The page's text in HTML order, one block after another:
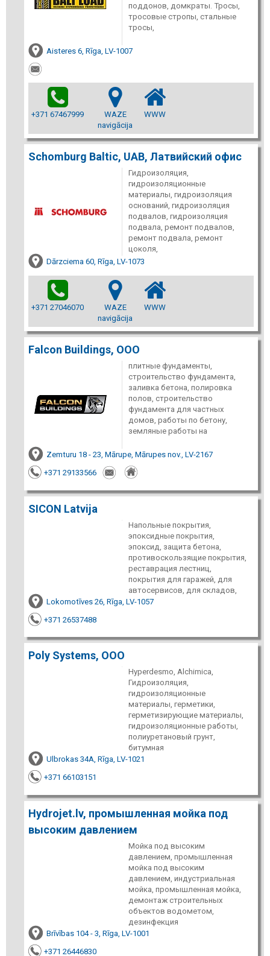
поддонов, домкраты. Тросы,
тросовые стропы, стальные
тросы,
Aisteres 6, Rīga, LV-1007
+371 67467999
WAZE
navigācija
WWW
Schomburg Baltic, UAB, Латвийский офис
Гидроизоляция,
гидроизоляционные
материалы, гидроизоляция
оснований, гидроизоляция
подвалов, гидроизоляция
подвала, ремонт подвалов,
ремонт подвала, ремонт
цоколя,
Dārzciema 60, Rīga, LV-1073
+371 27046070
WAZE
navigācija
WWW
Falcon Buildings, ООО
плитные фундаменты,
строительство фундамента,
заливка бетона, полировка
полов, строительство
фундамента для частных
домов, работы по бетону,
земляные работы на
Zemturu 18 - 23, Mārupe, Mārupes nov., LV-2167
+371 29133566
SICON Latvija
Напольные покрытия,
эпоксидные покрытия,
эпоксид, защита бетона,
противоскользящие покрытия,
реставрация лестниц,
покрытия для гаражей, для
автосервисов, для складов,
Lokomotīves 26, Rīga, LV-1057
+371 26537488
Poly Systems, ООО
Hyperdesmo, Alchimica,
Гидроизоляция,
гидроизоляционные
материалы, герметики,
герметизирующие материалы,
гидроизоляционные работы,
полиуретановый грунт,
битумная
Ulbrokas 34A, Rīga, LV-1021
+371 66103151
Hydrojet.lv, промышленная мойка под
высоким давлением
Мойка под высоким
давлением, промышленная
мойка под высоким
давлением, индустриальная
мойка, промышленная мойка,
демонтаж строительных
объектов водометом,
дезинфекция
Brīvības 104 - 3, Rīga, LV-1001
+371 26446830